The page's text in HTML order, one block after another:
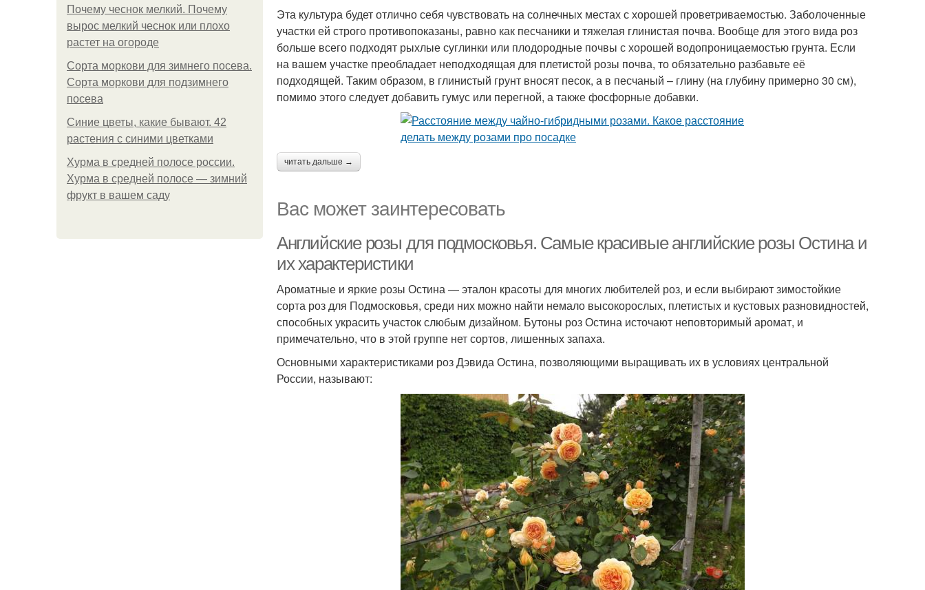
Почему чеснок мелкий. Почему
вырос мелкий чеснок или плохо
растет на огороде
Сорта моркови для зимнего посева.
Сорта моркови для подзимнего
посева
Синие цветы, какие бывают. 42
растения с синими цветками
Хурма в средней полосе россии.
Хурма в средней полосе — зимний
фрукт в вашем саду
Эта культура будет отлично себя чувствовать на солнечных местах с хорошей проветриваемостью. Заболоченные
участки ей строго противопоказаны, равно как песчаники и тяжелая глинистая почва. Вообще для этого вида роз
больше всего подходят рыхлые суглинки или плодородные почвы с хорошей водопроницаемостью грунта. Если
на вашем участке преобладает неподходящая для плетистой розы почва, то обязательно разбавьте её
подходящей. Таким образом, в глинистый грунт вносят песок, а в песчаный – глину (на глубину примерно 30 см),
помимо этого следует добавить гумус или перегной, а также фосфорные добавки.
читать дальше →
Вас может заинтересовать
Английские розы для подмосковья. Самые красивые английские розы Остина и
их характеристики
Ароматные и яркие розы Остина — эталон красоты для многих любителей роз, и если выбирают зимостойкие
сорта роз для Подмосковья, среди них можно найти немало высокорослых, плетистых и кустовых разновидностей,
способных украсить участок слюбым дизайном. Бутоны роз Остина источают неповторимый аромат, и
примечательно, что в этой группе нет сортов, лишенных запаха.
Основными характеристиками роз Дэвида Остина, позволяющими выращивать их в условиях центральной
России, называют: